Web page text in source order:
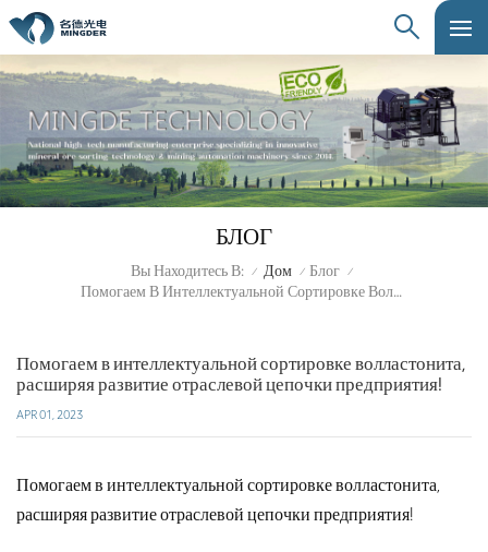
БЛОГ
Вы Находитесь В: / Дом / Блог /
Помогаем В Интеллектуальной Сортировке Волластонита, Расширяя Развитие Отраслевой Цепочки Предприятия!
Помогаем в интеллектуальной сортировке волластонита,
расширяя развитие отраслевой цепочки предприятия!
APR 01, 2023
Помогаем в интеллектуальной сортировке волластонита,
расширяя развитие отраслевой цепочки предприятия!